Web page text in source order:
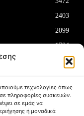
τεχνολογίες όπως
πληροφορίες συσκευών.
σε εμάς να
ή μοναδικά
2403
2099
1704
1180